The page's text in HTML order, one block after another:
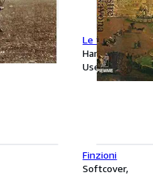
dalle
Primoli
Le finestre di
Hardcover
Used
Finzioni
Softcover